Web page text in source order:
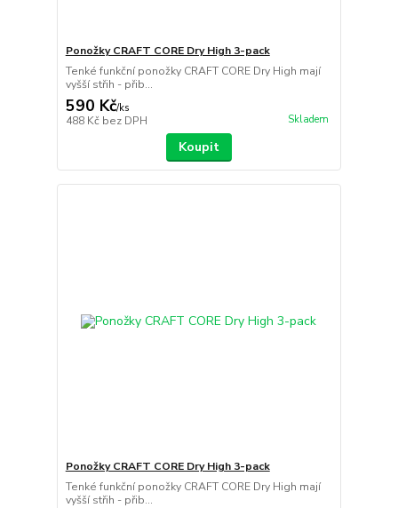
Ponožky CRAFT CORE Dry High 3-pack
Tenké funkční ponožky CRAFT CORE Dry High mají
vyšší střih - přib...
590 Kč/ks
488 Kč bez DPH Skladem
Koupit
Ponožky CRAFT CORE Dry High 3-pack
Tenké funkční ponožky CRAFT CORE Dry High mají
vyšší střih - přib...